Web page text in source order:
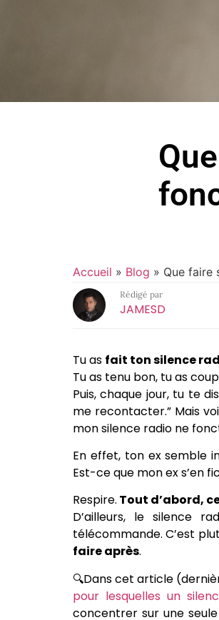
Accueil » Blog » Que faire
Rédigé par
JAMESD
Tu as fait ton silence
Tu as tenu bon, tu as
Puis, chaque jour, tu te
me recontacter.” Mais
mon silence radio ne
En effet, ton ex semble
Est-ce que mon ex s’en
Respire. Tout d’abord,
D’ailleurs, le silence
télécommande. C’est
faire après.
🔍Dans cet article
pour lesquelles un
concentrer sur une